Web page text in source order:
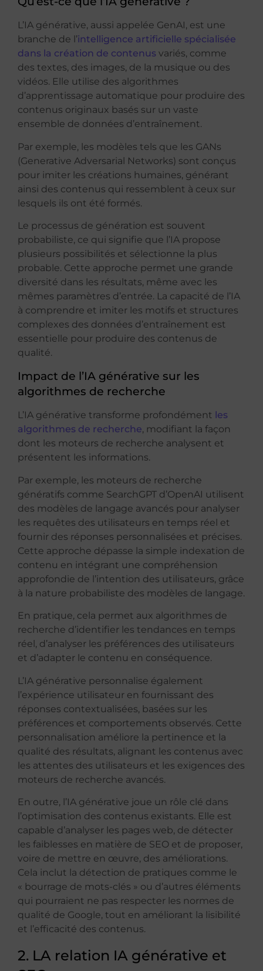
L’IA générative, aussi appelée GenAI, est une
branche de l’intelligence artificielle spécialisée
dans la création de contenus variés, comme
des textes, des images, de la musique ou des
vidéos. Elle utilise des algorithmes
d’apprentissage automatique pour produire des
contenus originaux basés sur un vaste
ensemble de données d’entraînement.
Par exemple, les modèles tels que les GANs
(Generative Adversarial Networks) sont conçus
pour imiter les créations humaines, générant
ainsi des contenus qui ressemblent à ceux sur
lesquels ils ont été formés.
Le processus de génération est souvent
probabiliste, ce qui signifie que l’IA propose
plusieurs possibilités et sélectionne la plus
probable. Cette approche permet une grande
diversité dans les résultats, même avec les
mêmes paramètres d’entrée. La capacité de l’IA
à comprendre et imiter les motifs et structures
complexes des données d’entraînement est
essentielle pour produire des contenus de
qualité.
Impact de l’IA générative sur les
algorithmes de recherche
L’IA générative transforme profondément les
algorithmes de recherche, modifiant la façon
dont les moteurs de recherche analysent et
présentent les informations.
Par exemple, les moteurs de recherche
génératifs comme SearchGPT d’OpenAI utilisent
des modèles de langage avancés pour analyser
les requêtes des utilisateurs en temps réel et
fournir des réponses personnalisées et précises.
Cette approche dépasse la simple indexation de
contenu en intégrant une compréhension
approfondie de l’intention des utilisateurs, grâce
à la nature probabiliste des modèles de langage.
En pratique, cela permet aux algorithmes de
recherche d’identifier les tendances en temps
réel, d’analyser les préférences des utilisateurs
et d’adapter le contenu en conséquence.
L’IA générative personnalise également
l’expérience utilisateur en fournissant des
réponses contextualisées, basées sur les
préférences et comportements observés. Cette
personnalisation améliore la pertinence et la
qualité des résultats, alignant les contenus avec
les attentes des utilisateurs et les exigences des
moteurs de recherche avancés.
En outre, l’IA générative joue un rôle clé dans
l’optimisation des contenus existants. Elle est
capable d’analyser les pages web, de détecter
les faiblesses en matière de SEO et de proposer,
voire de mettre en œuvre, des améliorations.
Cela inclut la détection de pratiques comme le
« bourrage de mots-clés » ou d’autres éléments
qui pourraient ne pas respecter les normes de
qualité de Google, tout en améliorant la lisibilité
et l’efficacité des contenus.
2. LA relation IA générative et